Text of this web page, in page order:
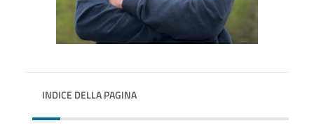
INDICE DELLA PAGINA